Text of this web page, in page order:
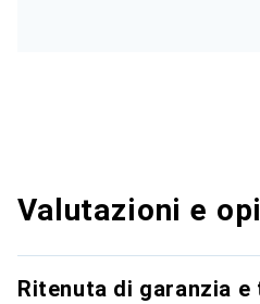
Valutazioni e
Ritenuta di garanzia